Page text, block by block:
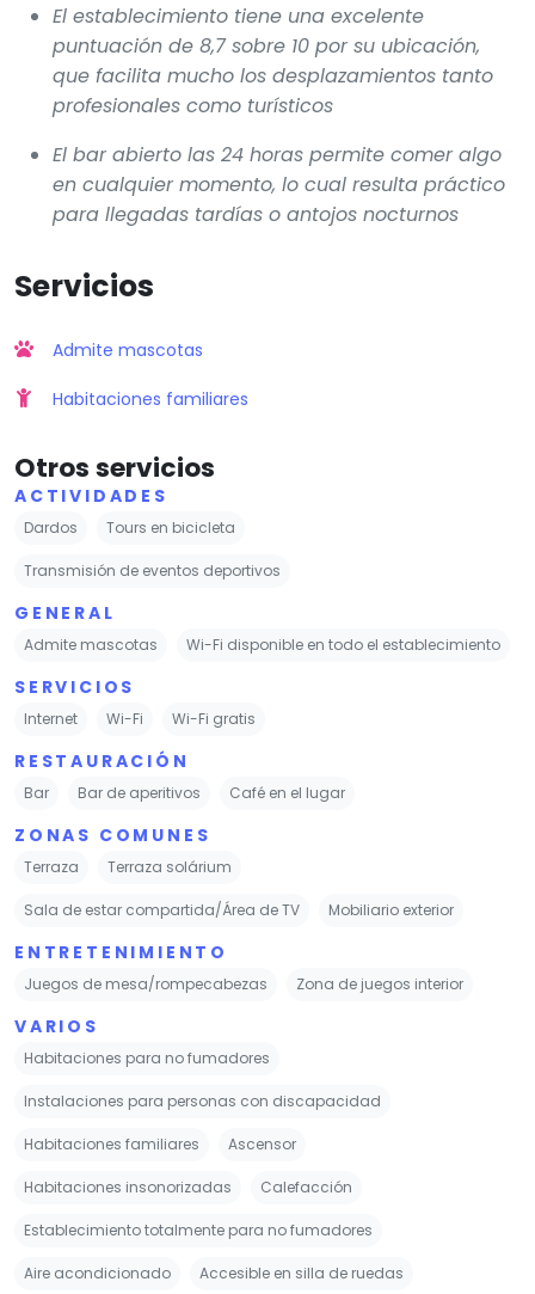
El establecimiento tiene una excelente
puntuación de 8,7 sobre 10 por su ubicación,
que facilita mucho los desplazamientos tanto
profesionales como turísticos
El bar abierto las 24 horas permite comer algo
en cualquier momento, lo cual resulta práctico
para llegadas tardías o antojos nocturnos
Servicios
Admite mascotas
Habitaciones familiares
Otros servicios
ACTIVIDADES
Dardos Tours en bicicleta
Transmisión de eventos deportivos
GENERAL
Admite mascotas Wi-Fi disponible en todo el establecimiento
SERVICIOS
Internet Wi-Fi Wi-Fi gratis
RESTAURACIÓN
Bar Bar de aperitivos Café en el lugar
ZONAS COMUNES
Terraza Terraza solárium
Sala de estar compartida/Área de TV Mobiliario exterior
ENTRETENIMIENTO
Juegos de mesa/rompecabezas Zona de juegos interior
VARIOS
Habitaciones para no fumadores
Instalaciones para personas con discapacidad
Habitaciones familiares Ascensor
Habitaciones insonorizadas Calefacción
Establecimiento totalmente para no fumadores
Aire acondicionado Accesible en silla de ruedas